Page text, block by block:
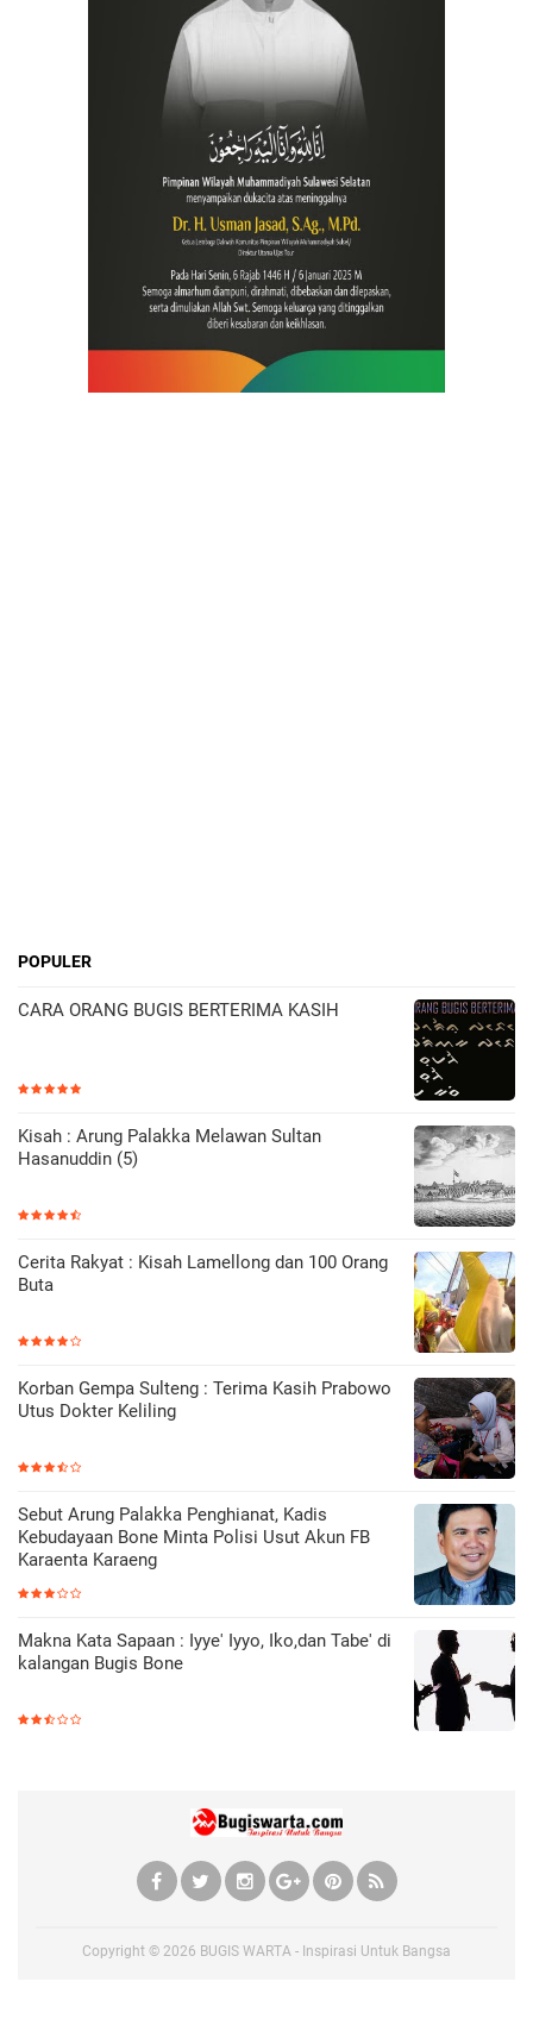
POPULER
CARA ORANG BUGIS BERTERIMA KASIH
Kisah : Arung Palakka Melawan Sultan
Hasanuddin (5)
Cerita Rakyat : Kisah Lamellong dan 100 Orang
Buta
Korban Gempa Sulteng : Terima Kasih Prabowo
Utus Dokter Keliling
Sebut Arung Palakka Penghianat, Kadis
Kebudayaan Bone Minta Polisi Usut Akun FB
Karaenta Karaeng
Makna Kata Sapaan : Iyye' Iyyo, Iko,dan Tabe' di
kalangan Bugis Bone
Copyright © 2026 BUGIS WARTA - Inspirasi Untuk Bangsa